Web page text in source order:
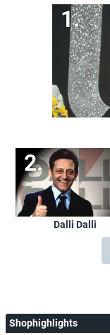
Dalli Dalli
Shophighlights